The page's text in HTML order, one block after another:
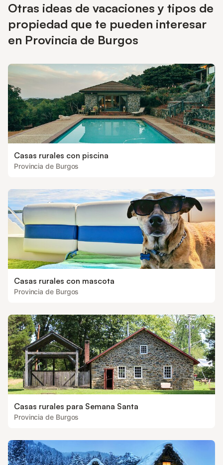
Otras ideas de vacaciones y tipos de
propiedad que te pueden interesar
en Provincia de Burgos
Casas rurales con piscina
Provincia de Burgos
Casas rurales con mascota
Provincia de Burgos
Casas rurales para Semana Santa
Provincia de Burgos